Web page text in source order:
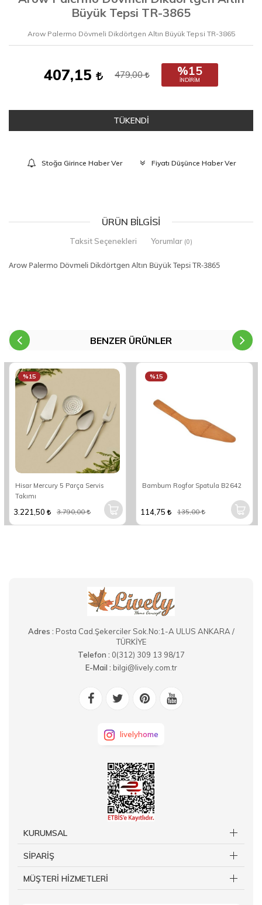
Büyük Tepsi TR-3865
Arow Palermo Dövmeli Dikdörtgen Altın Büyük Tepsi TR-3865
407,15 479,00 %15
İNDIRIM
TÜKENDİ
Stoğa Girince Haber Ver Fiyatı Düşünce Haber Ver
ÜRÜN BILGISI
Taksit Seçenekleri Yorumlar (0)
Arow Palermo Dövmeli Dikdörtgen Altın Büyük Tepsi TR-3865
BENZER ÜRÜNLER
Hisar Mercury 5 Parça Servis
Takımı
%15
3.221,50 3.790,00
Bambum Rogfor Spatula B2642
%15
114,75 135,00
Adres : Posta Cad.Şekerciler Sok.No:1-A ULUS ANKARA /
TÜRKİYE
Telefon : 0(312) 309 13 98/17
E-Mail : bilgi@lively.com.tr
livelyhome
KURUMSAL
SİPARİŞ
MÜŞTERİ HİZMETLERİ